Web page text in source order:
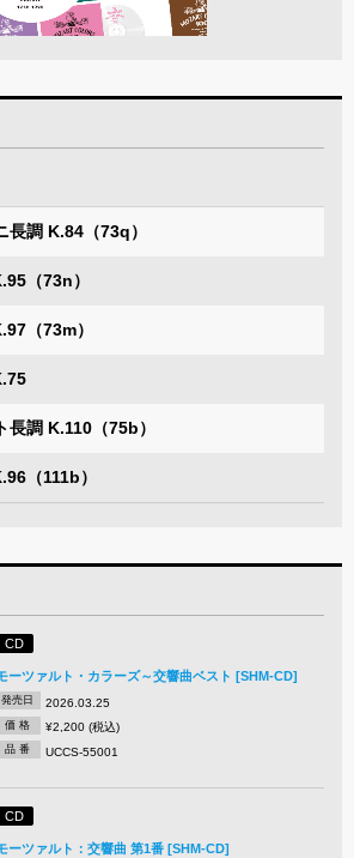
調 K.84（73q）
（73n）
（73m）
調 K.110（75b）
（111b）
CD
ーツァルト・カラーズ～交響曲ベスト [SHM-CD]
発売日 2026.03.25
価 格 ¥2,200 (税込)
品 番 UCCS-55001
CD
ーツァルト：交響曲 第1番 [SHM-CD]